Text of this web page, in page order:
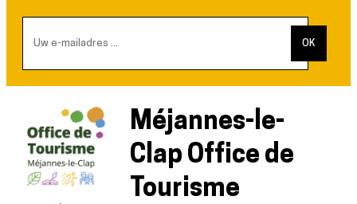
Méjannes-le-
Clap Office de
Tourisme